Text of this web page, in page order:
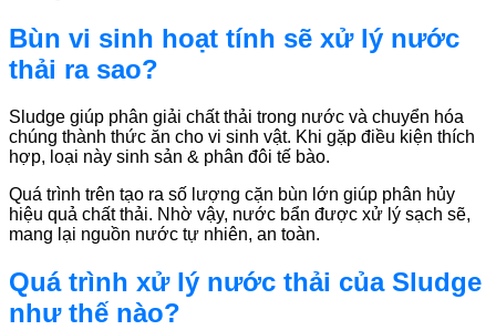
Bùn vi sinh hoạt tính sẽ xử lý nước
thải ra sao?
Sludge giúp phân giải chất thải trong nước và chuyển hóa
chúng thành thức ăn cho vi sinh vật. Khi gặp điều kiện thích
hợp, loại này sinh sản & phân đôi tế bào.
Quá trình trên tạo ra số lượng cặn bùn lớn giúp phân hủy
hiệu quả chất thải. Nhờ vậy, nước bẩn được xử lý sạch sẽ,
mang lại nguồn nước tự nhiên, an toàn.
Quá trình xử lý nước thải của Sludge
như thế nào?